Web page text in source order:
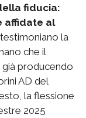
fiducia:
affidate al
testimoniano la
che il
producendo
AD del
la flessione
2025